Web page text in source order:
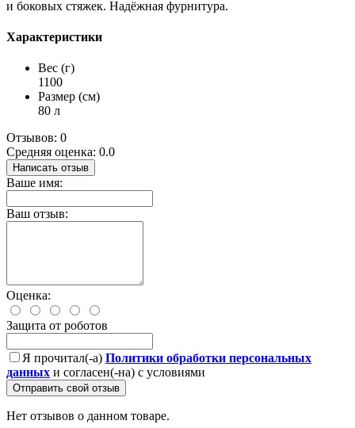
и боковых стяжек. Надёжная фурнитура.
Характеристики
Вес (г)
1100
Размер (см)
80 л
Отзывов: 0
Средняя оценка: 0.0
Написать отзыв
Ваше имя:
Ваш отзыв:
Оценка:
Защита от роботов
Я прочитал(-а) Политики обработки персональных
данных и согласен(-на) с условиями
Отправить свой отзыв
Нет отзывов о данном товаре.